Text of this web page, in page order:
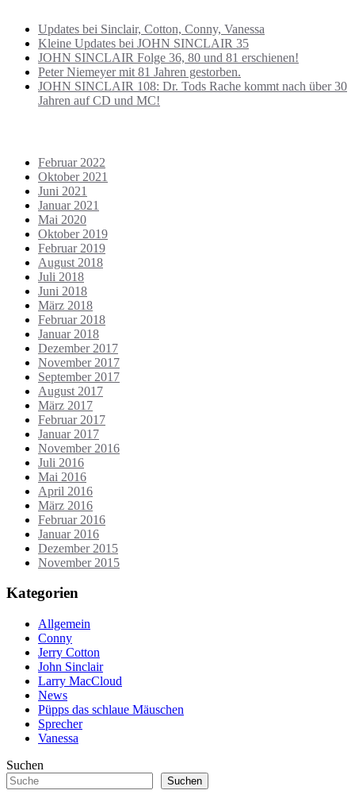
Updates bei Sinclair, Cotton, Conny, Vanessa
Kleine Updates bei JOHN SINCLAIR 35
JOHN SINCLAIR Folge 36, 80 und 81 erschienen!
Peter Niemeyer mit 81 Jahren gestorben.
JOHN SINCLAIR 108: Dr. Tods Rache kommt nach über 30
Jahren auf CD und MC!
Februar 2022
Oktober 2021
Juni 2021
Januar 2021
Mai 2020
Oktober 2019
Februar 2019
August 2018
Juli 2018
Juni 2018
März 2018
Februar 2018
Januar 2018
Dezember 2017
November 2017
September 2017
August 2017
März 2017
Februar 2017
Januar 2017
November 2016
Juli 2016
Mai 2016
April 2016
März 2016
Februar 2016
Januar 2016
Dezember 2015
November 2015
Kategorien
Allgemein
Conny
Jerry Cotton
John Sinclair
Larry MacCloud
News
Püpps das schlaue Mäuschen
Sprecher
Vanessa
Suchen
Suchen